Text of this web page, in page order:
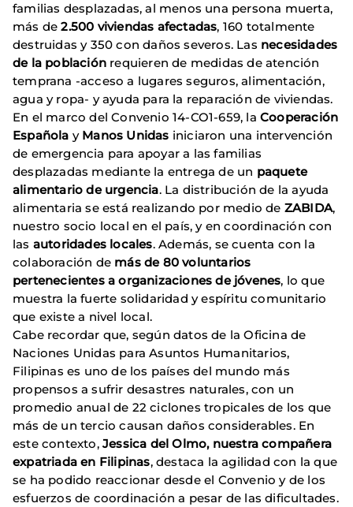
familias desplazadas, al menos una persona muerta,
más de 2.500 viviendas afectadas, 160 totalmente
destruidas y 350 con daños severos. Las necesidades
de la población requieren de medidas de atención
temprana -acceso a lugares seguros, alimentación,
agua y ropa- y ayuda para la reparación de viviendas.
En el marco del Convenio 14-CO1-659, la Cooperación
Española y Manos Unidas iniciaron una intervención
de emergencia para apoyar a las familias
desplazadas mediante la entrega de un paquete
alimentario de urgencia. La distribución de la ayuda
alimentaria se está realizando por medio de ZABIDA,
nuestro socio local en el país, y en coordinación con
las autoridades locales. Además, se cuenta con la
colaboración de más de 80 voluntarios
pertenecientes a organizaciones de jóvenes, lo que
muestra la fuerte solidaridad y espíritu comunitario
que existe a nivel local.
Cabe recordar que, según datos de la Oficina de
Naciones Unidas para Asuntos Humanitarios,
Filipinas es uno de los países del mundo más
propensos a sufrir desastres naturales, con un
promedio anual de 22 ciclones tropicales de los que
más de un tercio causan daños considerables. En
este contexto, Jessica del Olmo, nuestra compañera
expatriada en Filipinas, destaca la agilidad con la que
se ha podido reaccionar desde el Convenio y de los
esfuerzos de coordinación a pesar de las dificultades.